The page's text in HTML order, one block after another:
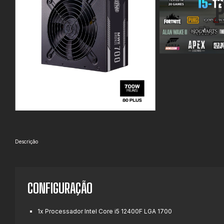
Descrição
CONFIGURAÇÃO
1x Processador Intel Core i5 12400F LGA 1700